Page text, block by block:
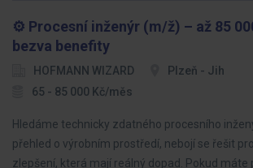
⚙️ Procesní inženýr (m/ž) – až 85
bezva benefity
HOFMANN WIZARD
Plzeň - Jih
65 - 85 000 Kč/měs
Hledáme technicky zdatného procesního
přehled o výrobním prostředí, nebojí se řešit
zlepšení, která mají reálný dopad. Pokud máte